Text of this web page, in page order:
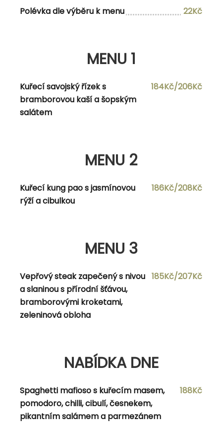
Polévka dle vlastního výběru
cheddarem na mexických fazolich, s
pečenou bramborou, česnekovým
Polévka dle vlastního výběru
strouhance s bramborovou kaší a
coleslaw salátem
MENU 3
Polévka dle vlastního výběru
Vepřové soté na žlutém curry se
zeleninou, jasmínovou rýži a cibulkou
NABÍDKA DNE
Bramborové noky Quattro formaggi s kuřecím
masem, marinovanou hruškou, ořechy a
parmazánem
182Kč
Polévka dle výběru k menu
22Kč
MENU 1
Kuřecí savojský řízek s
bramborovou kaší a šopským
salátem
184Kč/206Kč
MENU 2
Kuřecí kung pao s jasmínovou
rýží a cibulkou
186Kč/208Kč
MENU 3
Vepřový steak zapečený s nivou
a slaninou s přírodní šťávou,
bramborovými kroketami,
zeleninová obloha
185Kč/207Kč
NABÍDKA DNE
Spaghetti mafioso s kuřecím masem,
pomodoro, chilli, cibulí, česnekem,
pikantním salámem a parmezánem
188Kč